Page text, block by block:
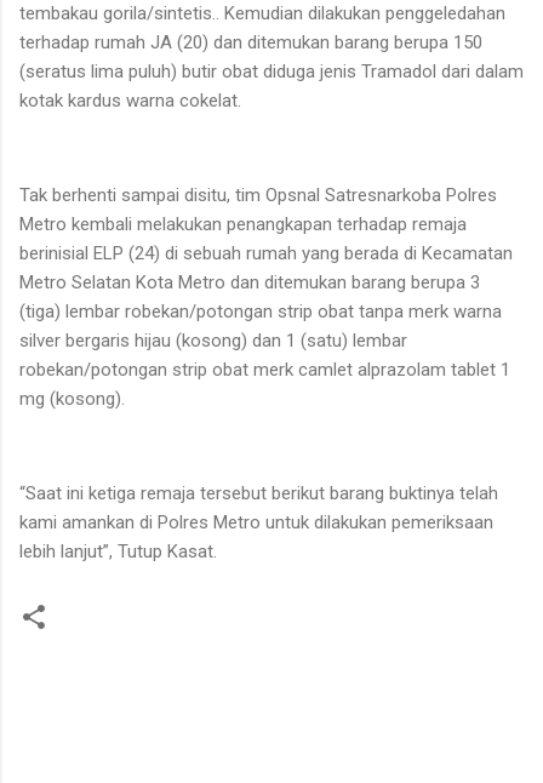
tembakau gorila/sintetis.. Kemudian dilakukan penggeledahan
terhadap rumah JA (20) dan ditemukan barang berupa 150
(seratus lima puluh) butir obat diduga jenis Tramadol dari dalam
kotak kardus warna cokelat.
Tak berhenti sampai disitu, tim Opsnal Satresnarkoba Polres
Metro kembali melakukan penangkapan terhadap remaja
berinisial ELP (24) di sebuah rumah yang berada di Kecamatan
Metro Selatan Kota Metro dan ditemukan barang berupa 3
(tiga) lembar robekan/potongan strip obat tanpa merk warna
silver bergaris hijau (kosong) dan 1 (satu) lembar
robekan/potongan strip obat merk camlet alprazolam tablet 1
mg (kosong).
“Saat ini ketiga remaja tersebut berikut barang buktinya telah
kami amankan di Polres Metro untuk dilakukan pemeriksaan
lebih lanjut”, Tutup Kasat.